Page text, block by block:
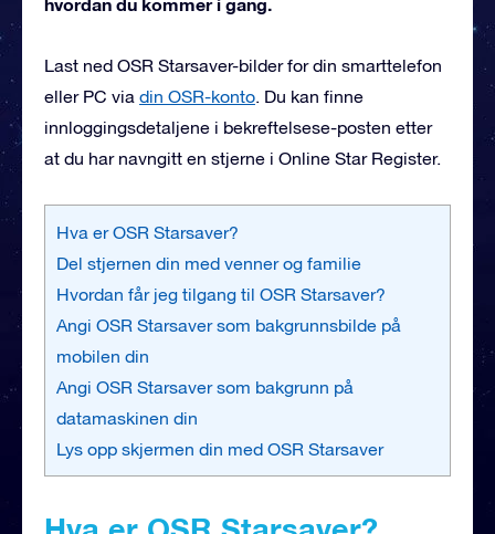
Last ned OSR Starsaver-bilder for din smarttelefon
eller PC via din OSR-konto. Du kan finne
innloggingsdetaljene i bekreftelsese-posten etter
at du har navngitt en stjerne i Online Star Register.
Hva er OSR Starsaver?
Del stjernen din med venner og familie
Hvordan får jeg tilgang til OSR Starsaver?
Angi OSR Starsaver som bakgrunnsbilde på
mobilen din
Angi OSR Starsaver som bakgrunn på
datamaskinen din
Lys opp skjermen din med OSR Starsaver